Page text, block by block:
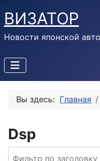
ВИЗАТОР
Новости японской
Вы здесь: Главная
Dsp